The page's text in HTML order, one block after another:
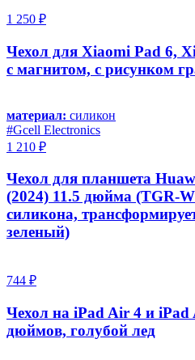
1 250 ₽
Чехол для Xiaomi Pad 6,
с магнитом, с рисунком
материал: силикон
#Gcell Electronics
1 210 ₽
Чехол для планшета
(2024) 11.5 дюйма (TGR-
силикона,
зеленый)
744 ₽
Чехол на iPad Air 4 и
дюймов, голубой лед